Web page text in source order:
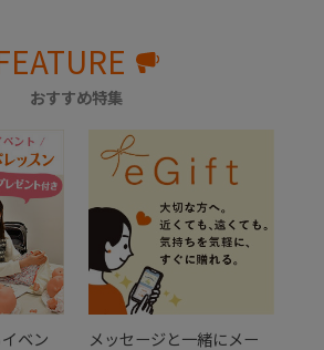
おすすめ特集
ベン
メッセージと一緒にメー